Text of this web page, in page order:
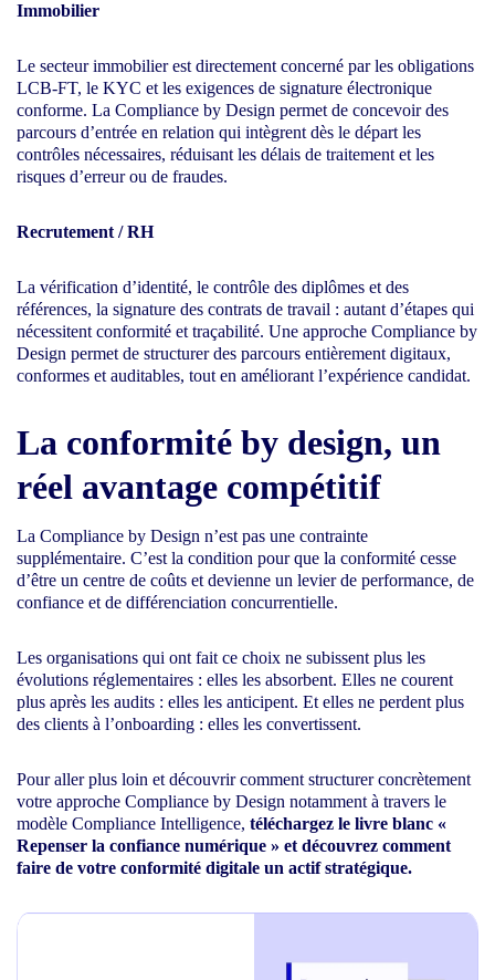
Immobilier
Le secteur immobilier est directement concerné par les obligations
LCB-FT, le KYC et les exigences de signature électronique
conforme. La Compliance by Design permet de concevoir des
parcours d’entrée en relation qui intègrent dès le départ les
contrôles nécessaires, réduisant les délais de traitement et les
risques d’erreur ou de fraudes.
Recrutement / RH
La vérification d’identité, le contrôle des diplômes et des
références, la signature des contrats de travail : autant d’étapes qui
nécessitent conformité et traçabilité. Une approche Compliance by
Design permet de structurer des parcours entièrement digitaux,
conformes et auditables, tout en améliorant l’expérience candidat.
La conformité by design, un
réel avantage compétitif
La Compliance by Design n’est pas une contrainte
supplémentaire. C’est la condition pour que la conformité cesse
d’être un centre de coûts et devienne un levier de performance, de
confiance et de différenciation concurrentielle.
Les organisations qui ont fait ce choix ne subissent plus les
évolutions réglementaires : elles les absorbent. Elles ne courent
plus après les audits : elles les anticipent. Et elles ne perdent plus
des clients à l’onboarding : elles les convertissent.
Pour aller plus loin et découvrir comment structurer concrètement
votre approche Compliance by Design notamment à travers le
modèle Compliance Intelligence, téléchargez le livre blanc «
Repenser la confiance numérique » et découvrez comment
faire de votre conformité digitale un actif stratégique.